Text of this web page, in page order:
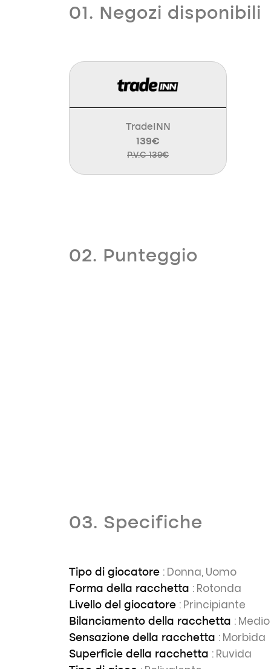
01. Negozi disponibili
TradeINN
139€
P.V.C 139€
02. Punteggio
03. Specifiche
Tipo di giocatore : Donna, Uomo
Forma della racchetta : Rotonda
Livello del giocatore : Principiante
Bilanciamento della racchetta : Medio
Sensazione della racchetta : Morbida
Superficie della racchetta : Ruvida